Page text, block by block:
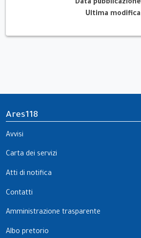
Data pubblicazione
Ultima modifica
Ares118
Avvisi
Carta dei servizi
Atti di notifica
Contatti
Amministrazione trasparente
Albo pretorio